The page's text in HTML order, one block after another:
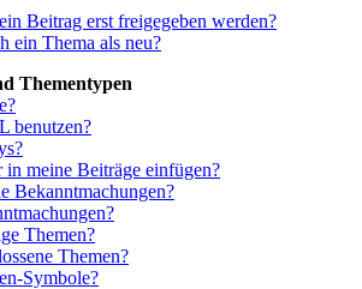
Beitrag erst freigegeben werden?
ein Thema als neu?
Thementypen
benutzen?
meine Beiträge einfügen?
Bekanntmachungen?
Themen?
Themen?
Symbole?